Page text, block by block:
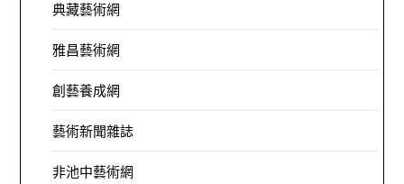
典藏藝術網
雅昌藝術網
創藝養成網
藝術新聞雜誌
非池中藝術網